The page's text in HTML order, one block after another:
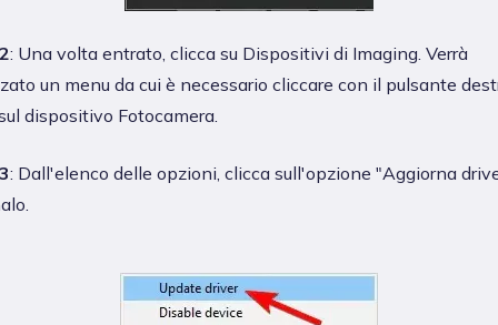
: Una volta entrato, clicca su Dispositivi di Imaging. Verrà
un menu da cui è necessario cliccare con il pulsante
dispositivo Fotocamera.
: Dall'elenco delle opzioni, clicca sull'opzione "Aggiorna